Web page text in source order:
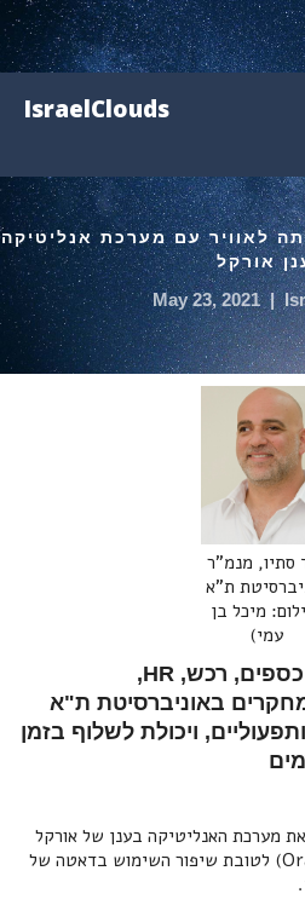
IsraelClouds
לאוויר עם מערכת אנליטיקה
אורקל
|
May 23, 2021
סתיו, מנמ"ר
ת"א
מיכל בן
עמי)
הפתרון יאפשר למנהלי כספים, רכש, HR,
באוניברסיטת ת"א
ויכולת לשלוף בזמן
מערכת האנליטיקה בענן של אורקל
(Oracle Analytics Cloud - OAC) לטובת שיפור השימוש בדאטה של